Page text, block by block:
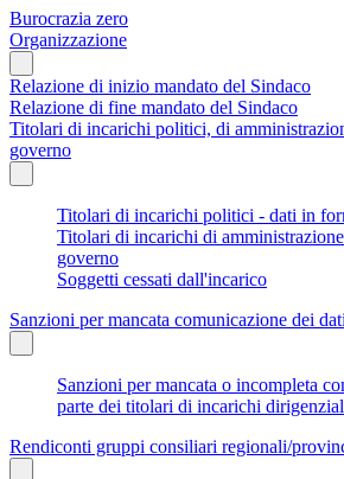
Burocrazia zero
Organizzazione
Relazione di inizio mandato del Sindaco
Relazione di fine mandato del Sindaco
Titolari di incarichi politici, di
governo
Titolari di incarichi politici - dati in
Titolari di incarichi di
governo
Soggetti cessati dall'incarico
Sanzioni per mancata comunicazione dei dati
Sanzioni per mancata o incompleta
parte dei titolari di incarichi
Rendiconti gruppi consiliari regionali/